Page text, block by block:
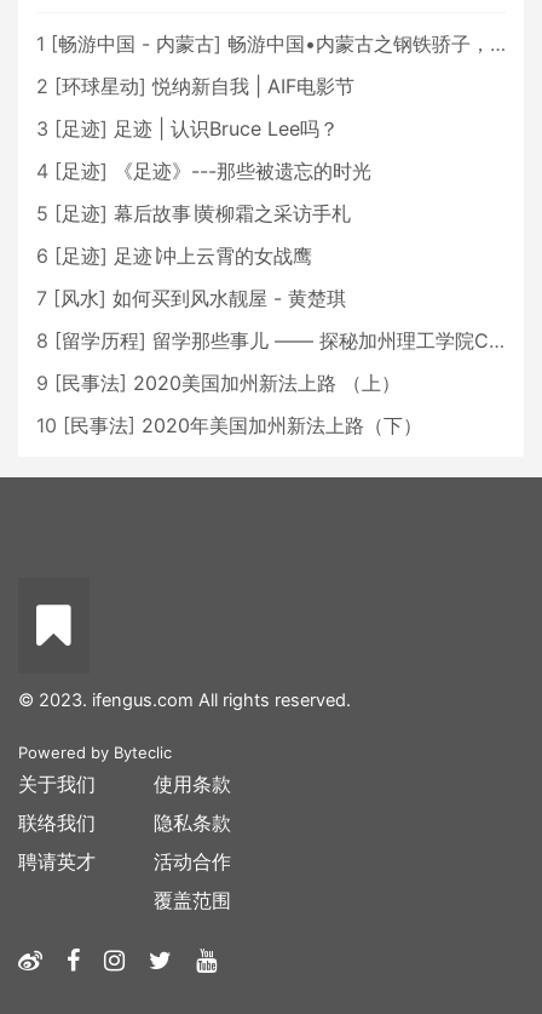
1 [畅游中国 - 内蒙古] 畅游中国•内蒙古之钢铁骄子，魅力包头
2 [环球星动] 悦纳新自我 | AIF电影节
3 [足迹] 足迹 | 认识Bruce Lee吗？
4 [足迹]
《足迹》---那些被遗忘的时光
5 [足迹] 幕后故事∣黄柳霜之采访手札
6 [足迹] 足迹∣冲上云霄的女战鹰
7 [风水] 如何买到风水靓屋 - 黄楚琪
8 [留学历程] 留学那些事儿 —— 探秘加州理工学院Caltech博士生活 [上集]
9 [民事法] 2020美国加州新法上路 （上）
10 [民事法] 2020年美国加州新法上路（下）
© 2023. ifengus.com All rights reserved.
Powered by Byteclic
关于我们
联络我们
聘请英才
使用条款
隐私条款
活动合作
覆盖范围